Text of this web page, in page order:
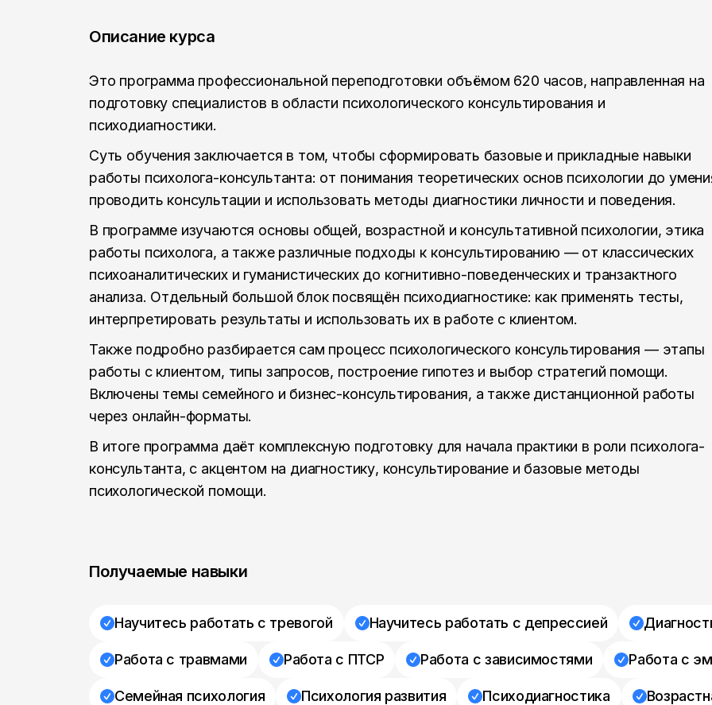
Описание курса
Это программа профессиональной переподготовки объёмом 620 часов, направленная на
подготовку специалистов в области психологического консультирования и
психодиагностики.
Суть обучения заключается в том, чтобы сформировать базовые и прикладные навыки
работы психолога-консультанта: от понимания теоретических основ психологии до
проводить консультации и использовать методы диагностики личности и поведения.
В программе изучаются основы общей, возрастной и консультативной психологии, этика
работы психолога, а также различные подходы к консультированию — от классических
психоаналитических и гуманистических до когнитивно-поведенческих и транзактного
анализа. Отдельный большой блок посвящён психодиагностике: как применять тесты,
интерпретировать результаты и использовать их в работе с клиентом.
Также подробно разбирается сам процесс психологического консультирования — этапы
работы с клиентом, типы запросов, построение гипотез и выбор стратегий помощи.
Включены темы семейного и бизнес-консультирования, а также дистанционной работы
через онлайн-форматы.
В итоге программа даёт комплексную подготовку для начала практики в роли психолога-
консультанта, с акцентом на диагностику, консультирование и базовые методы
психологической помощи.
Получаемые навыки
Научитесь работать с тревогой Научитесь работать с депрессией
Работа с травмами Работа с ПТСР Работа с зависимостями Работа с
Семейная психология Психология развития Психодиагностика